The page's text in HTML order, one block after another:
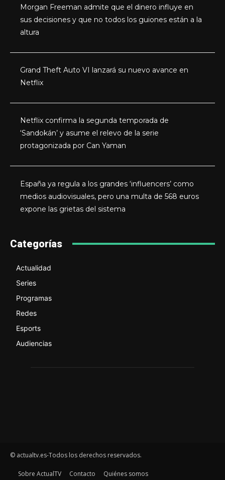
Morgan Freeman admite que el dinero influye en
sus decisiones y que no todos los guiones están a la
altura
Grand Theft Auto VI lanzará su nuevo avance en
Netflix
Netflix confirma la segunda temporada de
‘Sandokán’ y asume el relevo de la serie
protagonizada por Can Yaman
España ya regula a los grandes ‘influencers’ como
medios audiovisuales, pero una multa de 568 euros
expone las grietas del sistema
Categorías
Actualidad
Series
Programas
Redes
Esports
Audiencias
© actualtv.es-Todos los derechos reservados.
Sobre ActualTV Contacto
Quiénes somos